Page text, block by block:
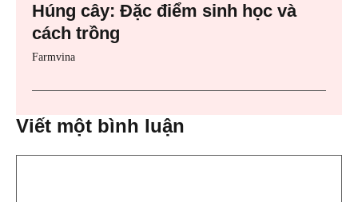
Húng cây: Đặc điểm sinh học và
cách trồng
Farmvina
Viết một bình luận